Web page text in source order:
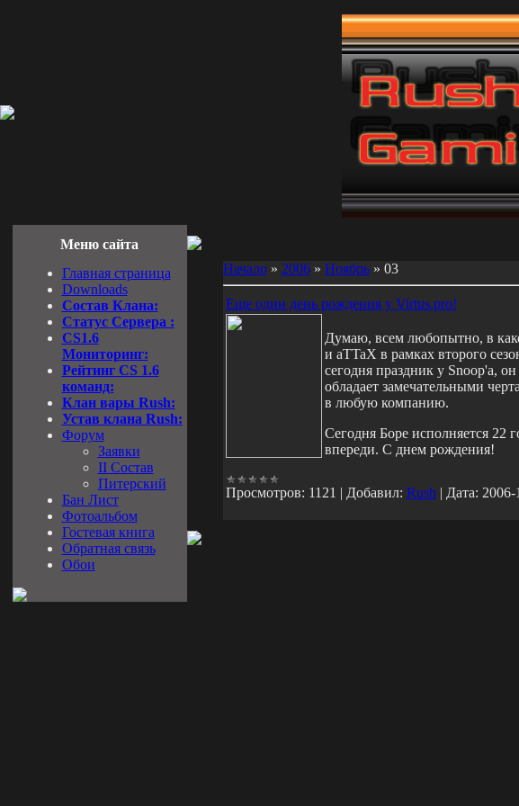
Меню сайта
Главная страница
Downloads
Состав Клана:
Cтатус Cервера :
CS1.6
Мониторинг:
Рейтинг CS 1.6
команд:
Клан вары Rush:
Устав клана Rush:
Форум
Заявки
II Состав
Питерский
Бан Лист
Фотоальбом
Гостевая книга
Обратная связь
Обои
Начало» 2006 » Ноябрь » 03
Еще один день рождения у Virtus.pro!
Думаю, всем любопытно, в
и aTTaX в рамках второго
сегодня праздник у Snoop'a,
обладает замечательными
в любую компанию.
Сегодня Боре исполняется 22
впереди. С днем рождения!
Просмотров: 1121 | Добавил: Rush | Дата: 2006-